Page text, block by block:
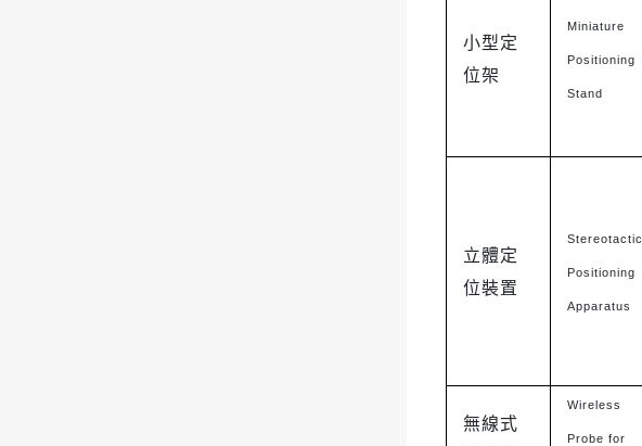
小型定
位架
Miniature
Positioning
Stand
立體定
位裝置
Stereotactic
Positioning
Apparatus
無線式
Wireless
Probe for